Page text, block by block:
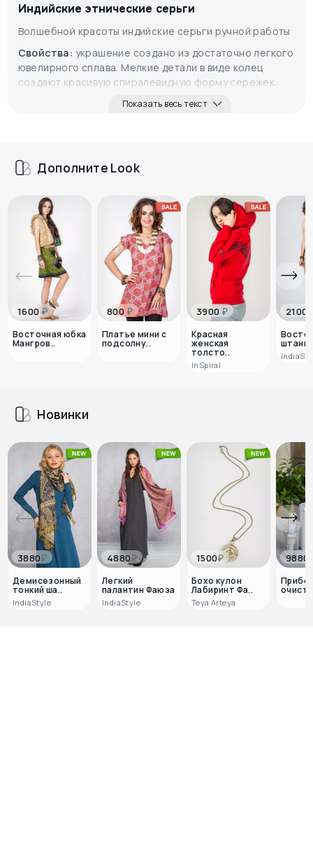
Индийские этнические серьги
Волшебной красоты индийские серьги ручной работы
Свойства: украшение создано из достаточно легкого
ювелирного сплава. Мелкие детали в виде колец
создают красивую спиралевидную форму сережек.
Показать весь текст
Дополните Look
1600₽
Восточная юбка
Мангров..
800 ₽
Платье мини с
подсолну..
3900 ₽
Красная
женская
толсто..
InSpiral
2100
штаны
Новинки
3880₽
Демисезонный
тонкий ша..
IndiaStyle
4880₽
Легкий
палантин Фаюза
IndiaStyle
1500₽
Бохо кулон
Лабиринт Фа..
Teya Arteya